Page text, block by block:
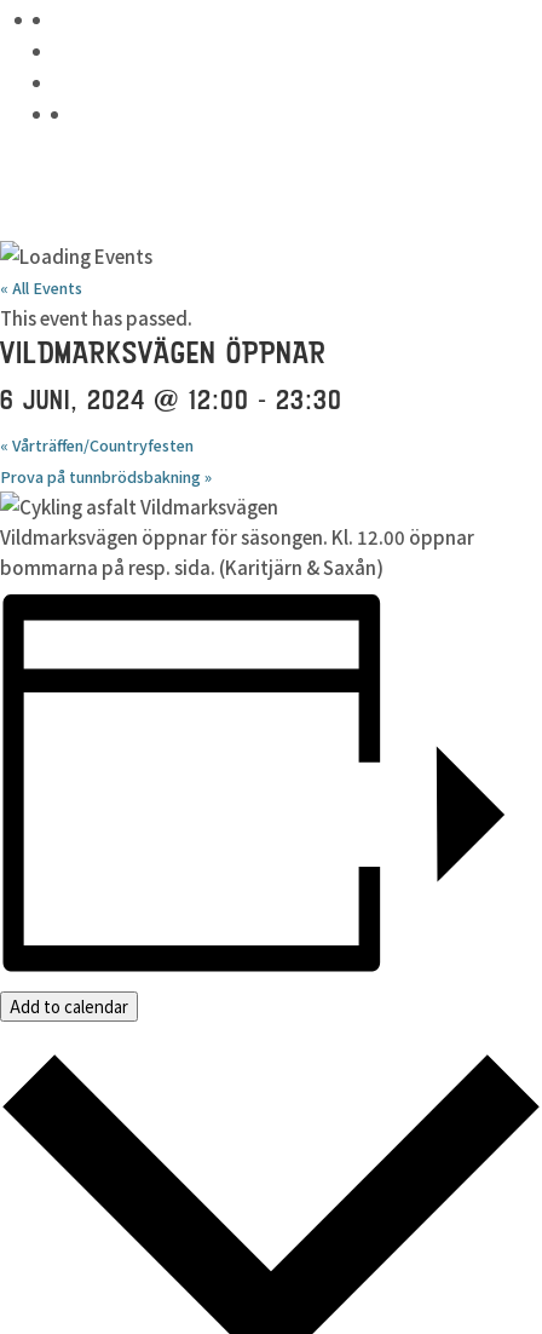
« All Events
This event has passed.
VILDMARKSVÄGEN ÖPPNAR
6 JUNI, 2024 @ 12:00 - 23:30
« Vårträffen/Countryfesten
Prova på tunnbrödsbakning»
Vildmarksvägen öppnar för säsongen. Kl. 12.00 öppnar
bommarna på resp. sida. (Karitjärn & Saxån)
Add to calendar